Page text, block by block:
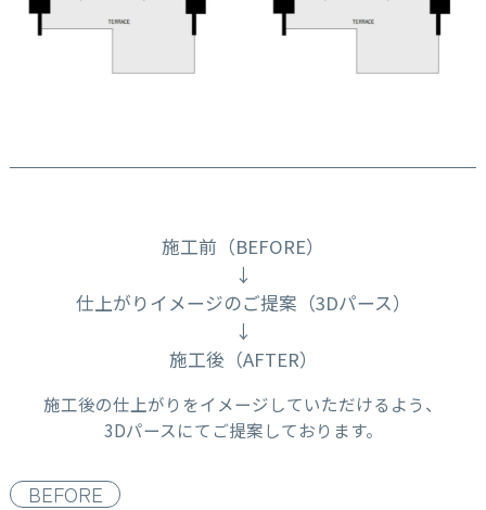
施工前（BEFORE）
仕上がりイメージのご提案（3Dパース）
施工後（AFTER）
施工後の仕上がりをイメージしていただけるよう、
3Dパースにてご提案しております。
BEFORE